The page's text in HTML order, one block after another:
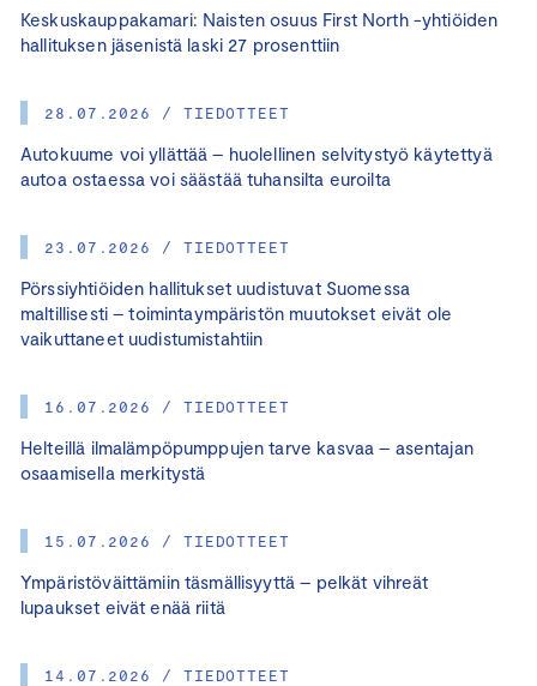
Keskuskauppakamari: Naisten osuus First North -yhtiöiden
hallituksen jäsenistä laski 27 prosenttiin
28.07.2026 / TIEDOTTEET
Autokuume voi yllättää – huolellinen selvitystyö käytettyä
autoa ostaessa voi säästää tuhansilta euroilta
23.07.2026 / TIEDOTTEET
Pörssiyhtiöiden hallitukset uudistuvat Suomessa
maltillisesti – toimintaympäristön muutokset eivät ole
vaikuttaneet uudistumistahtiin
16.07.2026 / TIEDOTTEET
Helteillä ilmalämpöpumppujen tarve kasvaa – asentajan
osaamisella merkitystä
15.07.2026 / TIEDOTTEET
Ympäristöväittämiin täsmällisyyttä – pelkät vihreät
lupaukset eivät enää riitä
14.07.2026 / TIEDOTTEET